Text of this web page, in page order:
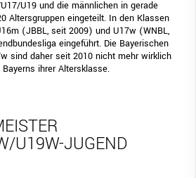
U19 und die männlichen in gerade
Altersgruppen eingeteilt. In den Klassen
(JBBL, seit 2009) und U17w (WNBL,
eingeführt. Die Bayerischen
sind daher seit 2010 nicht mehr wirklich
ihrer Altersklasse.
U19W-JUGEND
(STB)